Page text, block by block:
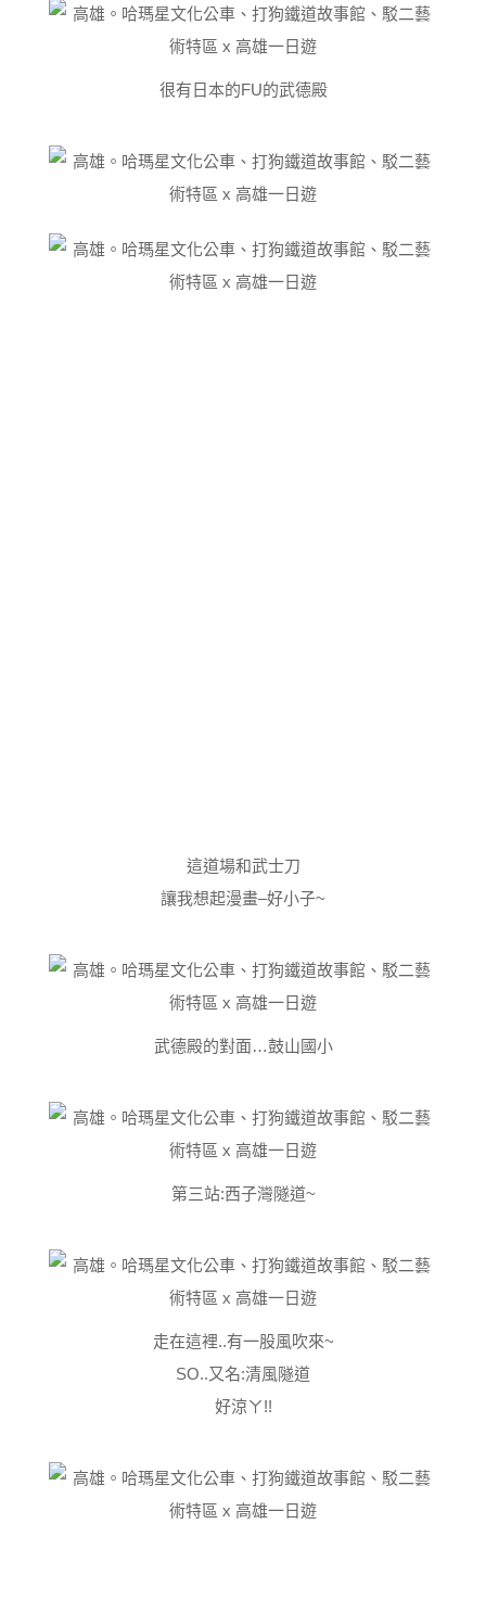
很有日本的FU的武德殿
這道場和武士刀
讓我想起漫畫–好小子~
武德殿的對面…鼓山國小
第三站:西子灣隧道~
走在這裡..有一股風吹來~
SO..又名:清風隧道
好涼ㄚ!!